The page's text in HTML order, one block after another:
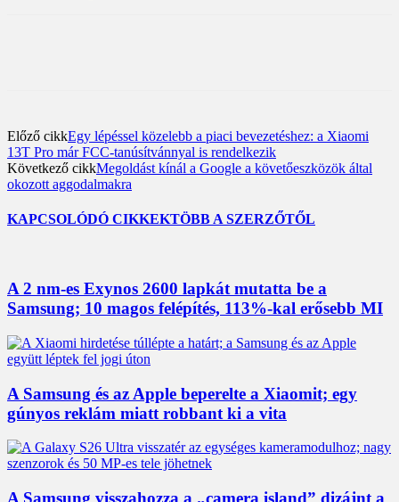
Előző cikkEgy lépéssel közelebb a piaci bevezetéshez: a Xiaomi
13T Pro már FCC-tanúsítvánnyal is rendelkezik
Következő cikkMegoldást kínál a Google a követőeszközök által
okozott aggodalmakra
KAPCSOLÓDÓ CIKKEKTÖBB A SZERZŐTŐL
A 2 nm-es Exynos 2600 lapkát mutatta be a
Samsung; 10 magos felépítés, 113%-kal erősebb MI
A Samsung és az Apple beperelte a Xiaomit; egy
gúnyos reklám miatt robbant ki a vita
A Samsung visszahozza a „camera island” dizájnt a